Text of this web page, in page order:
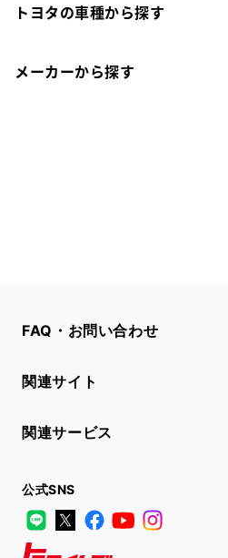
トヨタの車種から探す
メーカーから探す
FAQ・お問い合わせ
関連サイト
関連サービス
公式SNS
LINE
X FacebookYouTube